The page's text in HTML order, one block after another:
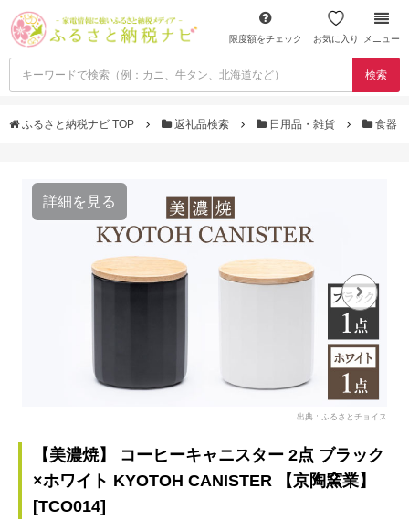
限度額をチェック お気に入り メニュー
検索
ふるさと納税ナビ TOP 返礼品検索 日用品・雑貨 食器
詳細を見る
出典：ふるさとチョイス
【美濃焼】 コーヒーキャニスター 2点 ブラック
×ホワイト KYOTOH CANISTER 【京陶窯業】
[TCO014]